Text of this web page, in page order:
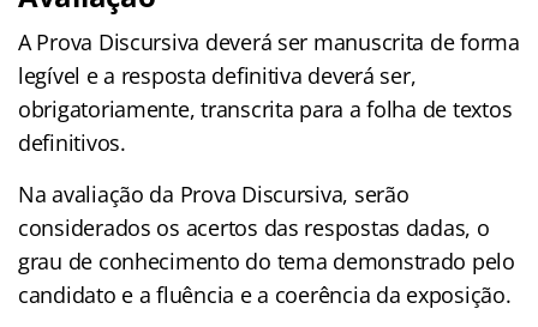
A Prova Discursiva deverá ser manuscrita de forma
legível e a resposta definitiva deverá ser,
obrigatoriamente, transcrita para a folha de textos
definitivos.
Na avaliação da Prova Discursiva, serão
considerados os acertos das respostas dadas, o
grau de conhecimento do tema demonstrado pelo
candidato e a fluência e a coerência da exposição.